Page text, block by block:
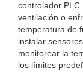
controlador
ventilación o
temperatura de
instalar
monitorear la
los límites